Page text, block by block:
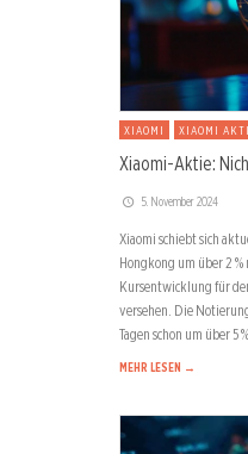
XIAOMI XIAOMI
Xiaomi-Aktie:
5. November 2024
Xiaomi schiebt sich
Hongkong um über 2
Kursentwicklung für
versehen. Die
Tagen schon um über 5
MEHR LESEN →